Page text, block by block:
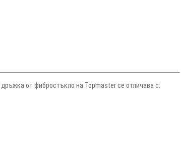
от фибростъкло на Topmaster се отличава с: